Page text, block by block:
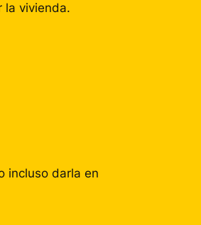
la vivienda.
incluso darla en